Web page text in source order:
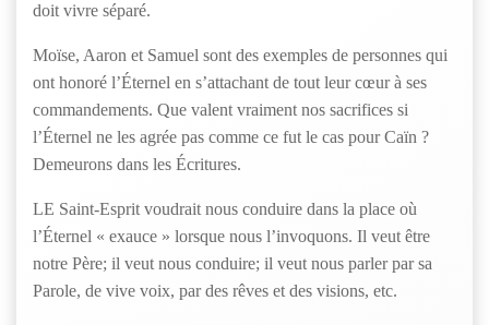
doit vivre séparé.
Moïse, Aaron et Samuel sont des exemples de personnes qui
ont honoré l’Éternel en s’attachant de tout leur cœur à ses
commandements. Que valent vraiment nos sacrifices si
l’Éternel ne les agrée pas comme ce fut le cas pour Caïn ?
Demeurons dans les Écritures.
LE Saint-Esprit voudrait nous conduire dans la place où
l’Éternel « exauce » lorsque nous l’invoquons. Il veut être
notre Père; il veut nous conduire; il veut nous parler par sa
Parole, de vive voix, par des rêves et des visions, etc.